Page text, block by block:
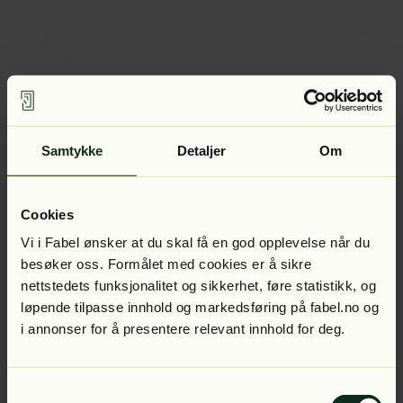
Samtykke Detaljer Om
Cookies
Vi i Fabel ønsker at du skal få en god opplevelse når du
besøker oss. Formålet med cookies er å sikre
nettstedets funksjonalitet og sikkerhet, føre statistikk, og
løpende tilpasse innhold og markedsføring på fabel.no og
i annonser for å presentere relevant innhold for deg.